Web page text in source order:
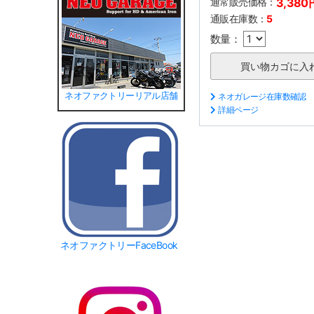
ネオファクトリーリアル店舗
ネオファクトリーFaceBook
通販在庫数： 5
数量：
ネオガレージ在庫数確認
詳細ページ